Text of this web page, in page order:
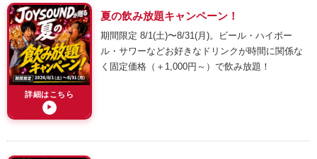
詳細はこちら
▶
夏の飲み放題キャンペーン！
期間限定 8/1(土)〜8/31(月)。ビール・ハイボー
ル・サワーなどお好きなドリンクが時間に関係な
く固定価格（＋1,000円～）で飲み放題！